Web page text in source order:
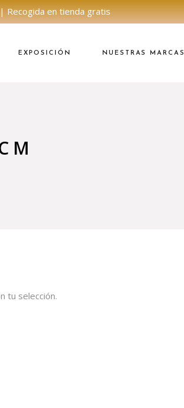
Recogida en tienda gratis
EXPOSICIÓN NUESTRAS MARCAS
tu selección.